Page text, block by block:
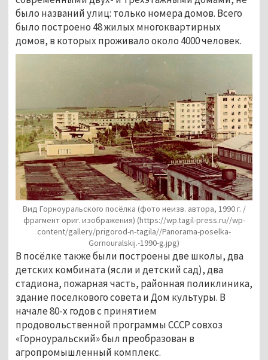
было названий улиц: только номера домов. Всего
было построено 48 жилых многоквартирных
домов, в которых проживало около 4000 человек.
Вид Горноуральского посёлка (фото неизв. автора, 1990 г. /
фрагмент ориг. изображения) (https://wp.tagil-press.ru//wp-
content/gallery/prigorod-n-tagila//Panorama-poselka-
Gornouralskij.-1990-g.jpg)
В посёлке также были построены две школы, два
детских комбината (ясли и детский сад), два
стадиона, пожарная часть, районная поликлиника,
здание поселкового совета и Дом культуры. В
начале 80-х годов с принятием
продовольственной программы СССР совхоз
«Горноуральский» был преобразован в
агропромышленный комплекс.